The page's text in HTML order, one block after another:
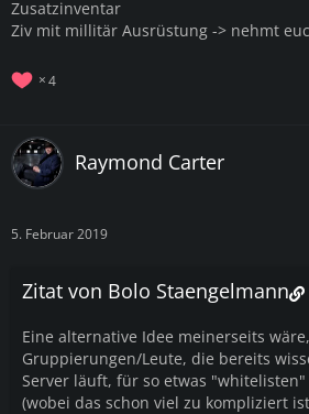
Zusatzinventar
Ziv mit millitär Ausrüstung -> nehmt
4
Raymond Carter
5. Februar 2019
Zitat von Bolo Staengelmann
Eine alternative Idee meinerseits
Gruppierungen/Leute, die bereits
Server läuft, für so etwas "whitelisten"
(wobei das schon viel zu kompliziert